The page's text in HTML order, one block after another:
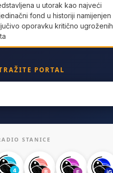
u utorak kao najveći
fond u historiji namijenjen
oporavku kritično ugroženih
PORTAL
STANICE